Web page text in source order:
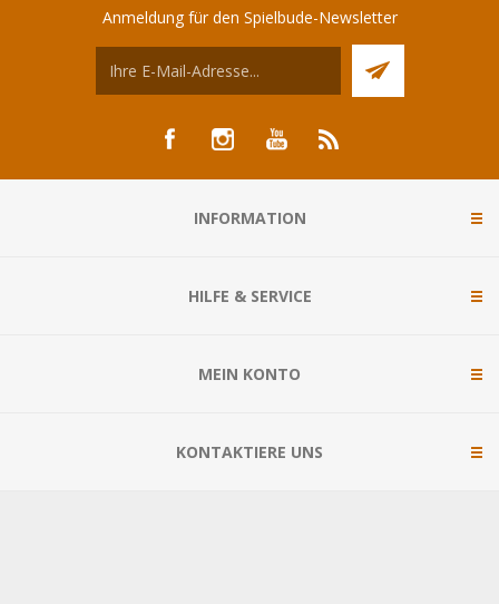
Anmeldung für den Spielbude-Newsletter
INFORMATION
HILFE & SERVICE
MEIN KONTO
KONTAKTIERE UNS